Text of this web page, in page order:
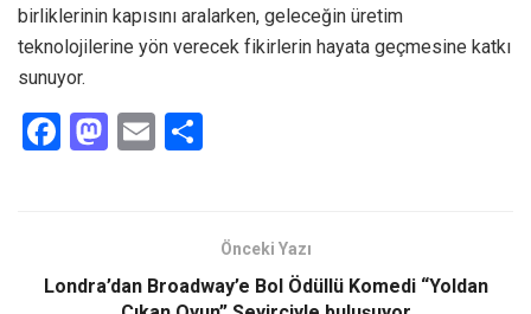
birliklerinin kapısını aralarken, geleceğin üretim
teknolojilerine yön verecek fikirlerin hayata geçmesine katkı
sunuyor.
F
o
M
d
E
Önceki Yazı
Londra’dan Broadway’e Bol Ödüllü Komedi “Yoldan